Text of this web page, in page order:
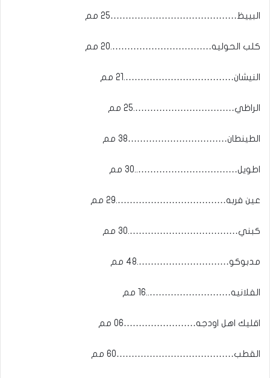
البييظ……………………………………25 مم
كلب الحوليه…………………………….20 مم
النيشان……………………………….21 مم
الراظي…………………………….25 مم
الطينطان……………………………38 مم
اطويل……………………………..30 مم
عين فربه……………………………….29 مم
كبني……………………………….30 مم
مدبوكو………………………….48 مم
الفلانيه………………………..16 مم
اقليك اهل اودجه……………………06 مم
القطب…………………………………60 مم